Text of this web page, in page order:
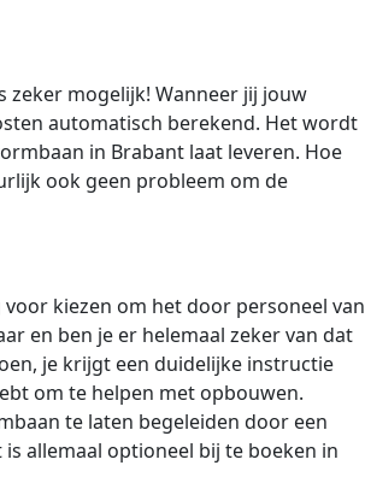
zeker mogelijk! Wanneer jij jouw
automatisch berekend. Het wordt
in Brabant laat leveren. Hoe
ook geen probleem om de
kiezen om het door personeel van
en ben je er helemaal zeker van dat
je krijgt een duidelijke instructie
om te helpen met opbouwen.
te laten begeleiden door een
allemaal optioneel bij te boeken in